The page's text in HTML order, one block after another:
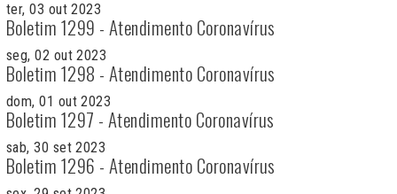
ter, 03 out 2023
Boletim 1299 - Atendimento Coronavírus
seg, 02 out 2023
Boletim 1298 - Atendimento Coronavírus
dom, 01 out 2023
Boletim 1297 - Atendimento Coronavírus
sab, 30 set 2023
Boletim 1296 - Atendimento Coronavírus